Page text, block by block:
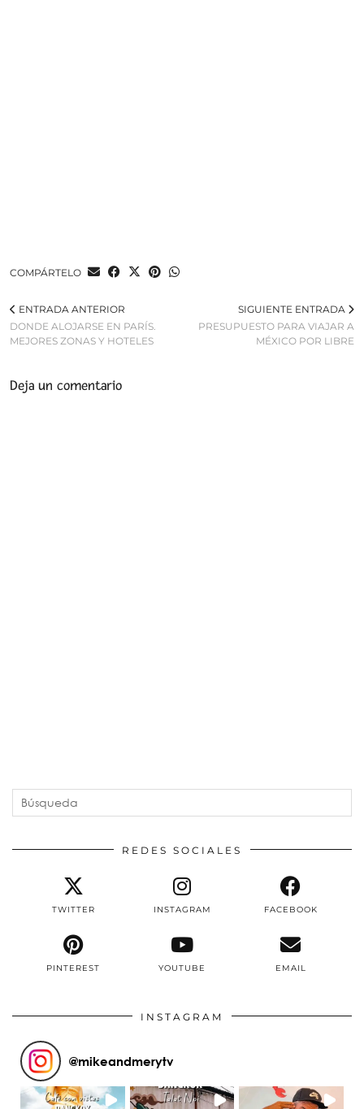
COMPÁRTELO
ENTRADA ANTERIOR
DONDE ALOJARSE EN PARÍS.
MEJORES ZONAS Y HOTELES
SIGUIENTE ENTRADA
PRESUPUESTO PARA VIAJAR A
MÉXICO POR LIBRE
Deja un comentario
REDES SOCIALES
TWITTER INSTAGRAM FACEBOOK
PINTEREST YOUTUBE EMAIL
INSTAGRAM
@mikeandmerytv